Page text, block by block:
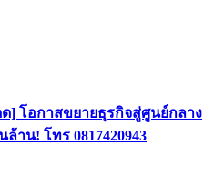
] โอกาสขยายธุรกิจสู่ศูนย์กลาง
าน! โทร 0817420943